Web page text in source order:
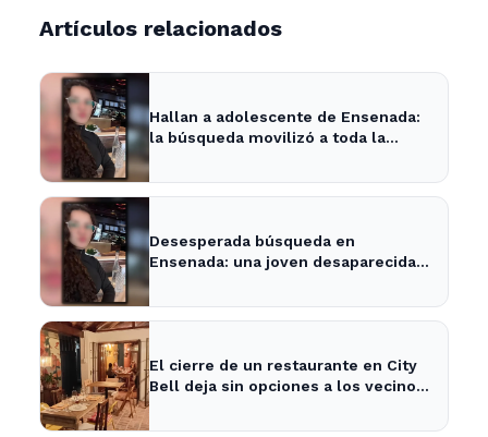
Artículos relacionados
Hallan a adolescente de Ensenada:
la búsqueda movilizó a toda la
Desesperada búsqueda en
Ensenada: una joven desaparecida
El cierre de un restaurante en City
Bell deja sin opciones a los vecinos